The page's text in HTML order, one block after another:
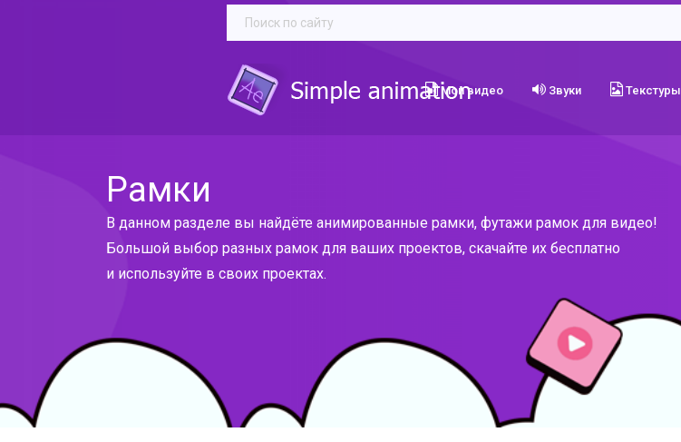
Мои видео Звуки Текстуры
Рамки
В данном разделе вы найдёте анимированные рамки, футажи рамок для видео!
Большой выбор разных рамок для ваших проектов, скачайте их бесплатно
и используйте в своих проектах.